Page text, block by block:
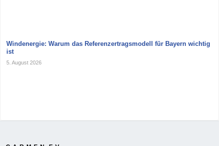
Windenergie: Warum das Referenzertragsmodell für Bayern wichtig
ist
5. August 2026